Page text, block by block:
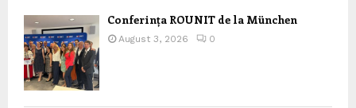
Conferința ROUNIT de la München
August 3, 2026 0